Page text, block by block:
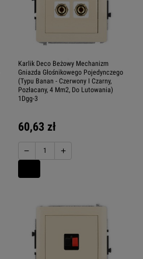
Karlik Deco Beżowy Mechanizm
Gniazda Głośnikowego Pojedynczego
(Typu Banan - Czerwony I Czarny,
Pozłacany, 4 Mm2, Do Lutowania)
1Dgg-3
60,63 zł
− +